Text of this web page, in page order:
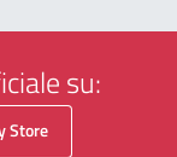
su:
Store